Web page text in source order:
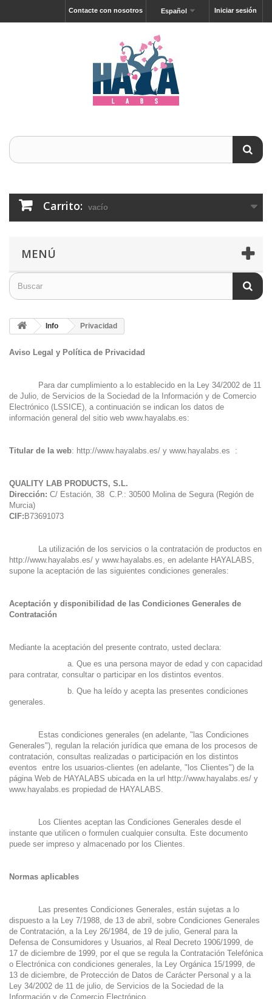
Iniciar sesión
Español
Contacte con nosotros
Carrito: vacío
MENÚ
Info Privacidad
Aviso Legal y Política de Privacidad
Para dar cumplimiento a lo establecido en la Ley 34/2002 de 11
de Julio, de Servicios de la Sociedad de la Información y de Comercio
Electrónico (LSSICE), a continuación se indican los datos de
información general del sitio web www.hayalabs.es:
Titular de la web: http://www.hayalabs.es/ y www.hayalabs.es :
QUALITY LAB PRODUCTS, S.L.
Dirección: C/ Estación, 38 C.P.: 30500 Molina de Segura (Región de
Murcia)
CIF: B73691073
La utilización de los servicios o la contratación de productos en
http://www.hayalabs.es/ y www.hayalabs.es, en adelante HAYALABS,
supone la aceptación de las siguientes condiciones generales:
Aceptación y disponibilidad de las Condiciones Generales de
Contratación
Mediante la aceptación del presente contrato, usted declara:
a. Que es una persona mayor de edad y con capacidad
para contratar, consultar o participar en los distintos eventos.
b. Que ha leído y acepta las presentes condiciones
generales.
Estas condiciones generales (en adelante, "las Condiciones
Generales"), regulan la relación jurídica que emana de los procesos de
contratación, consultas realizadas o participación en los distintos
eventos entre los usuarios-clientes (en adelante, "los Clientes") de la
página Web de HAYALABS ubicada en la url http://www.hayalabs.es/ y
www.hayalabs.es propiedad de HAYALABS.
Los Clientes aceptan las Condiciones Generales desde el
instante que utilicen o formulen cualquier consulta. Este documento
puede ser impreso y almacenado por los Clientes.
Normas aplicables
Las presentes Condiciones Generales, están sujetas a lo
dispuesto a la Ley 7/1988, de 13 de abril, sobre Condiciones Generales
de Contratación, a la Ley 26/1984, de 19 de julio, General para la
Defensa de Consumidores y Usuarios, al Real Decreto 1906/1999, de
17 de diciembre de 1999, por el que se regula la Contratación Telefónica
o Electrónica con condiciones generales, la Ley Orgánica 15/1999, de
13 de diciembre, de Protección de Datos de Carácter Personal y a la
Ley 34/2002 de 11 de julio, de Servicios de la Sociedad de la
Información y de Comercio Electrónico.